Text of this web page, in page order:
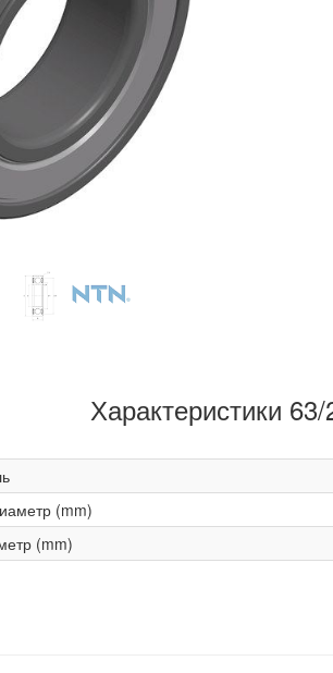
Характеристики
(mm)
(mm)